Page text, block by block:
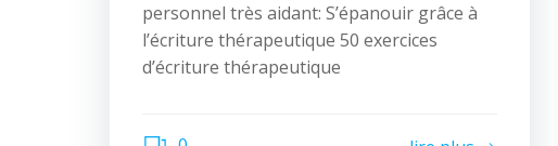
personnel très aidant: S’épanouir grâce à
l’écriture thérapeutique 50 exercices
d’écriture thérapeutique